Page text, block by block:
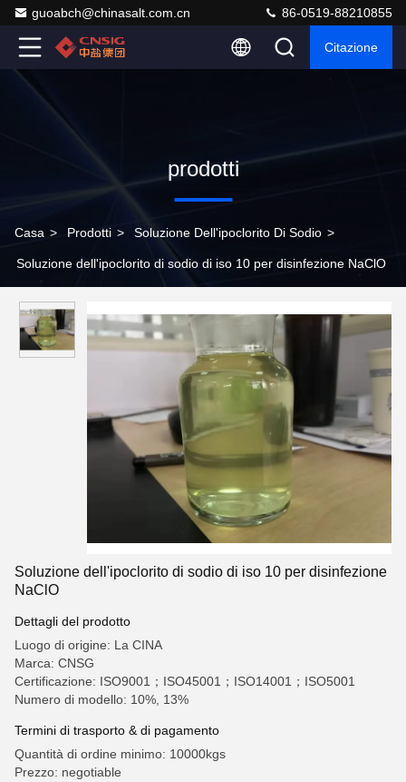
guoabch@chinasalt.com.cn 86-0519-88210855
Citazione
prodotti
Casa > Prodotti > Soluzione Dell'ipoclorito Di Sodio >
Soluzione dell'ipoclorito di sodio di iso 10 per disinfezione NaClO
Soluzione dell'ipoclorito di sodio di iso 10 per disinfezione
NaClO
Dettagli del prodotto
Luogo di origine: La CINA
Marca: CNSG
Certificazione: ISO9001；ISO45001；ISO14001；ISO5001
Numero di modello: 10%, 13%
Termini di trasporto & di pagamento
Quantità di ordine minimo: 10000kgs
Prezzo: negotiable